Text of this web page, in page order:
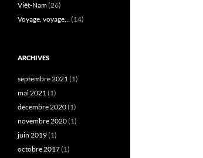
Viêt-Nam(26)
Voyage, voyage…(14)
ARCHIVES
septembre 2021(1)
mai 2021(1)
décembre 2020(1)
novembre 2020(1)
juin 2019(1)
octobre 2017(1)